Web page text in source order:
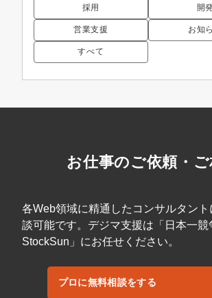
採用 開発
営業支援 お知
すべて
お仕事のご依頼・
各Web領域に精通したコンサルタン
談可能です。デジマ支援は「日本一競
StockSun」にお任せください。
プロに無料相談をする